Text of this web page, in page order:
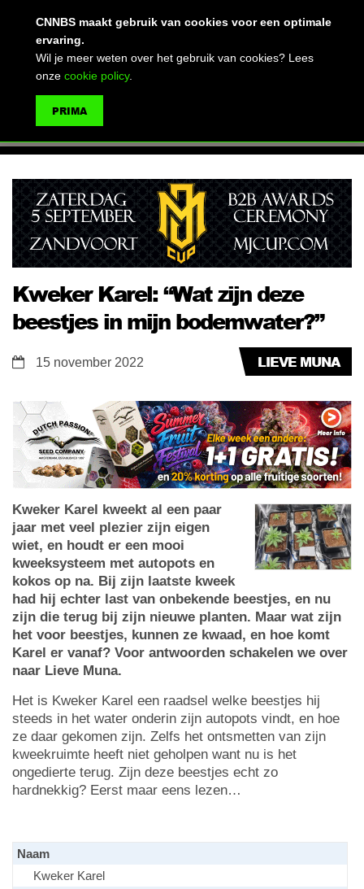
Kweker Karel: “Wat zijn deze
beestjes in mijn bodemwater?”
LIEVE MUNA
15 november 2022
Kweker Karel kweekt al een paar
jaar met veel plezier zijn eigen
wiet, en houdt er een mooi
kweeksysteem met autopots en
kokos op na. Bij zijn laatste kweek
had hij echter last van onbekende beestjes, en nu
zijn die terug bij zijn nieuwe planten. Maar wat zijn
het voor beestjes, kunnen ze kwaad, en hoe komt
Karel er vanaf? Voor antwoorden schakelen we over
naar Lieve Muna.
Het is Kweker Karel een raadsel welke beestjes hij
steeds in het water onderin zijn autopots vindt, en hoe
ze daar gekomen zijn. Zelfs het ontsmetten van zijn
kweekruimte heeft niet geholpen want nu is het
ongedierte terug. Zijn deze beestjes echt zo
hardnekkig? Eerst maar eens lezen…
Naam
Kweker Karel
CNNBS maakt gebruik van cookies voor een optimale
ervaring.
Wil je meer weten over het gebruik van cookies? Lees
onze cookie policy.
PRIMA